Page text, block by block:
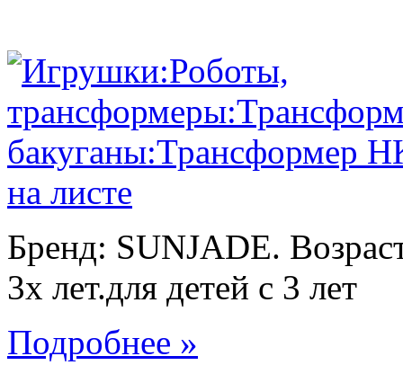
Бренд: SUNJADE.
3х лет.для детей с 3 лет
Подробнее »